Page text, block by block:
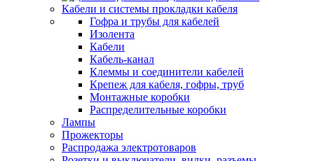
Кабели и системы прокладки кабеля
Гофра и трубы для кабелей
Изолента
Кабели
Кабель-канал
Клеммы и соединители кабелей
Крепеж для кабеля, гофры, труб
Монтажные коробки
Распределительные коробки
Лампы
Прожекторы
Распродажа электротоваров